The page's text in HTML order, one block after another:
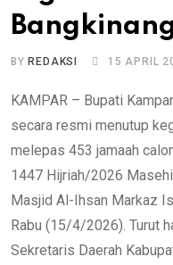
BYREDAKSI 15 APRIL
KAMPAR – Bupati
secara resmi menutup
melepas 453 jamaah
1447 Hijriah/2026
Masjid Al-Ihsan Markaz
Rabu (15/4/2026). Turut
Sekretaris Daerah